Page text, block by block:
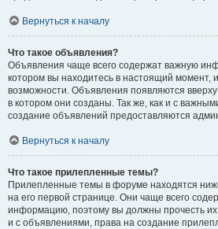
Вернуться к началу
Что такое объявления?
Объявления чаще всего содержат важную
котором вы находитесь в настоящий момент,
возможности. Объявления появляются
в котором они созданы. Так же, как и с
создание объявлений предоставляются
Вернуться к началу
Что такое прилепленные темы?
Прилепленные темы в форуме находятся
на его первой странице. Они чаще всего
информацию, поэтому вы должны прочесть их
и с объявлениями, права на создание